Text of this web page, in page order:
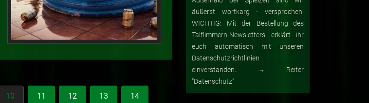
10 11 12 13 14
äußerst wortkarg - versprochen!
WICHTIG: Mit der Bestellung des
Talflimmern-Newsletters erklärt ihr
euch automatisch mit unseren
Datenschutzrichtlinien
einverstanden. → Reiter
"Datenschutz"